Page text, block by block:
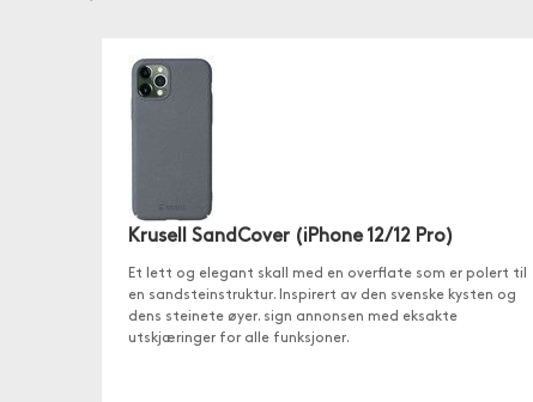
Krusell SandCover (iPhone 12/12 Pro)
Et lett og elegant skall med en overflate som er polert til
en sandsteinstruktur. Inspirert av den svenske kysten og
dens steinete øyer. sign annonsen med eksakte
utskjæringer for alle funksjoner.